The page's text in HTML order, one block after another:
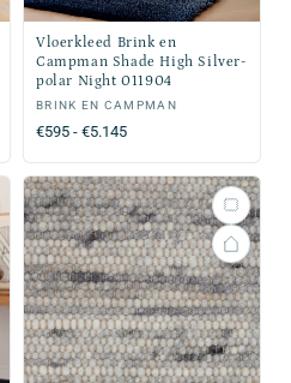
Vloerkleed Brink en
Campman Shade High Silver-
polar Night 011904
Verkoper:
BRINK EN CAMPMAN
Normale
€595 - €5.145